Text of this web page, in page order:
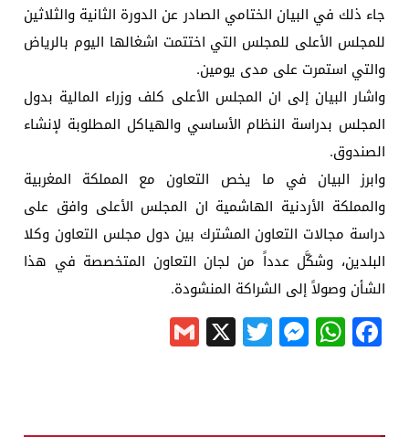
جاء ذلك في البيان الختامي الصادر عن الدورة الثانية والثلاثين
للمجلس الأعلى للمجلس التي اختتمت اشغالها اليوم بالرياض
والتي استمرت على مدى يومين.
واشار البيان إلى ان المجلس الأعلى كلف وزراء المالية بدول
المجلس بدراسة النظام الأساسي والهياكل المطلوبة لإنشاء
الصندوق.
وابرز البيان في ما يخص التعاون مع المملكة المغربية
والمملكة الأردنية الهاشمية ان المجلس الأعلى وافق على
دراسة مجالات التعاون المشترك بين دول مجلس التعاون وكلا
البلدين، وشكَّل عدداً من لجان التعاون المتخصصة في هذا
الشأن وصولاً إلى الشراكة المنشودة.
Facebook
WhatsApp
Messenger
Twitter
X